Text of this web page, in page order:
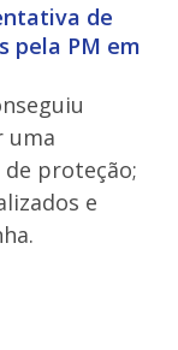
de
pela PM em
uma
de proteção;
e